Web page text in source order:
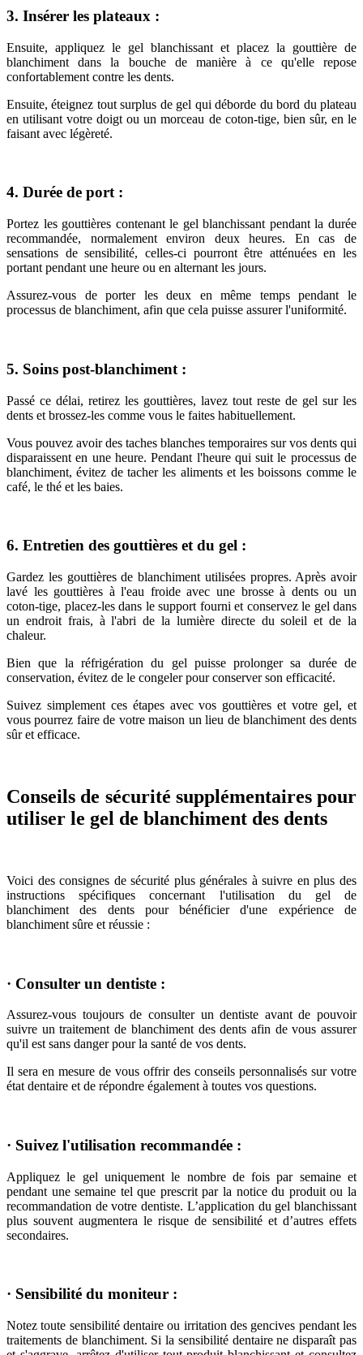
3. Insérer les plateaux :
Ensuite, appliquez le gel blanchissant et placez la gouttière de
blanchiment dans la bouche de manière à ce qu'elle repose
confortablement contre les dents.
Ensuite, éteignez tout surplus de gel qui déborde du bord du plateau
en utilisant votre doigt ou un morceau de coton-tige, bien sûr, en le
faisant avec légèreté.
4. Durée de port :
Portez les gouttières contenant le gel blanchissant pendant la durée
recommandée, normalement environ deux heures. En cas de
sensations de sensibilité, celles-ci pourront être atténuées en les
portant pendant une heure ou en alternant les jours.
Assurez-vous de porter les deux en même temps pendant le
processus de blanchiment, afin que cela puisse assurer l'uniformité.
5. Soins post-blanchiment :
Passé ce délai, retirez les gouttières, lavez tout reste de gel sur les
dents et brossez-les comme vous le faites habituellement.
Vous pouvez avoir des taches blanches temporaires sur vos dents qui
disparaissent en une heure. Pendant l'heure qui suit le processus de
blanchiment, évitez de tacher les aliments et les boissons comme le
café, le thé et les baies.
6. Entretien des gouttières et du gel :
Gardez les gouttières de blanchiment utilisées propres. Après avoir
lavé les gouttières à l'eau froide avec une brosse à dents ou un
coton-tige, placez-les dans le support fourni et conservez le gel dans
un endroit frais, à l'abri de la lumière directe du soleil et de la
chaleur.
Bien que la réfrigération du gel puisse prolonger sa durée de
conservation, évitez de le congeler pour conserver son efficacité.
Suivez simplement ces étapes avec vos gouttières et votre gel, et
vous pourrez faire de votre maison un lieu de blanchiment des dents
sûr et efficace.
Conseils de sécurité supplémentaires pour
utiliser le gel de blanchiment des dents
Voici des consignes de sécurité plus générales à suivre en plus des
instructions spécifiques concernant l'utilisation du gel de
blanchiment des dents pour bénéficier d'une expérience de
blanchiment sûre et réussie :
· Consulter un dentiste :
Assurez-vous toujours de consulter un dentiste avant de pouvoir
suivre un traitement de blanchiment des dents afin de vous assurer
qu'il est sans danger pour la santé de vos dents.
Il sera en mesure de vous offrir des conseils personnalisés sur votre
état dentaire et de répondre également à toutes vos questions.
· Suivez l'utilisation recommandée :
Appliquez le gel uniquement le nombre de fois par semaine et
pendant une semaine tel que prescrit par la notice du produit ou la
recommandation de votre dentiste. L’application du gel blanchissant
plus souvent augmentera le risque de sensibilité et d’autres effets
secondaires.
· Sensibilité du moniteur :
Notez toute sensibilité dentaire ou irritation des gencives pendant les
traitements de blanchiment. Si la sensibilité dentaire ne disparaît pas